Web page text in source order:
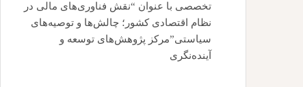
تخصصی با عنوان “نقش فناوری‌های مالی در
نظام اقتصادی کشور؛ چالش‌ها و توصیه‌های
سیاستی”مرکز پژوهش‌های توسعه و
آینده‌نگری